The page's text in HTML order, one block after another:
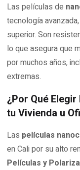
Las películas de
tecnología
superior. Son
lo que asegura que
por muchos años,
extremas.
¿Por Qué
tu Vivienda u
Las películas
en Cali por su alto
Películas y